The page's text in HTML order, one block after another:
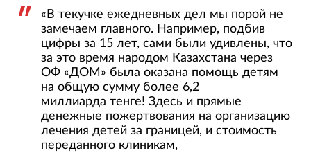
«В текучке ежедневных дел мы порой не
замечаем главного. Например, подбив
цифры за 15 лет, сами были удивлены, что
за это время народом Казахстана через
ОФ «ДОМ» была оказана помощь детям
на общую сумму более 6,2
миллиарда тенге! Здесь и прямые
денежные пожертвования на организацию
лечения детей за границей, и стоимость
переданного клиникам,